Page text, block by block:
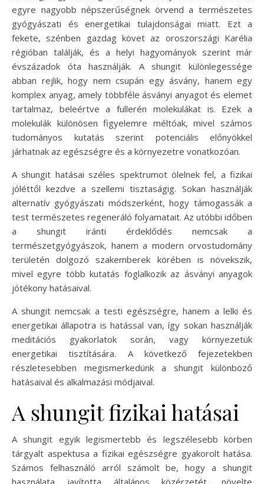
egyre nagyobb népszerűségnek örvend a természetes
gyógyászati és energetikai tulajdonságai miatt. Ezt a
fekete, szénben gazdag követ az oroszországi Karélia
régióban találják, és a helyi hagyományok szerint már
évszázadok óta használják. A shungit különlegessége
abban rejlik, hogy nem csupán egy ásvány, hanem egy
komplex anyag, amely többféle ásványi anyagot és elemet
tartalmaz, beleértve a fullerén molekulákat is. Ezek a
molekulák különösen figyelemre méltóak, mivel számos
tudományos kutatás szerint potenciális előnyökkel
járhatnak az egészségre és a környezetre vonatkozóan.
A shungit hatásai széles spektrumot ölelnek fel, a fizikai
jóléttől kezdve a szellemi tisztaságig. Sokan használják
alternatív gyógyászati módszerként, hogy támogassák a
test természetes regeneráló folyamatait. Az utóbbi időben
a shungit iránti érdeklődés nemcsak a
természetgyógyászok, hanem a modern orvostudomány
területén dolgozó szakemberek körében is növekszik,
mivel egyre több kutatás foglalkozik az ásványi anyagok
jótékony hatásaival.
A shungit nemcsak a testi egészségre, hanem a lelki és
energetikai állapotra is hatással van, így sokan használják
meditációs gyakorlatok során, vagy környezetük
energetikai tisztítására. A következő fejezetekben
részletesebben megismerkedünk a shungit különböző
hatásaival és alkalmazási módjaival.
A shungit fizikai hatásai
A shungit egyik legismertebb és legszélesebb körben
tárgyalt aspektusa a fizikai egészségre gyakorolt hatása.
Számos felhasználó arról számolt be, hogy a shungit
használata javította általános közérzetét, növelte